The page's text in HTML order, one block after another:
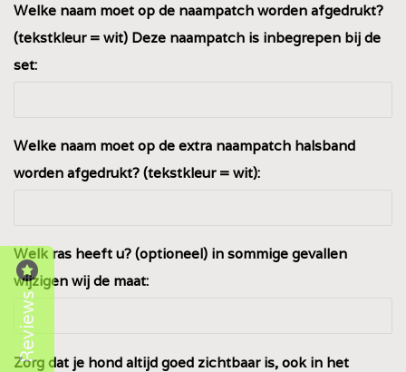
Welke naam moet op de naampatch worden afgedrukt?
(tekstkleur = wit) Deze naampatch is inbegrepen bij de
set:
Welke naam moet op de extra naampatch halsband
worden afgedrukt? (tekstkleur = wit):
Welk ras heeft u? (optioneel) in sommige gevallen
wijzigen wij de maat:
Zorg dat je hond altijd goed zichtbaar is, ook in het
Reviews